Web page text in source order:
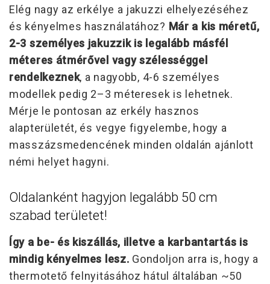
Elég nagy az erkélye a jakuzzi elhelyezéséhez
és kényelmes használatához? Már a kis méretű,
2-3 személyes jakuzzik is legalább másfél
méteres átmérővel vagy szélességgel
rendelkeznek, a nagyobb, 4-6 személyes
modellek pedig 2–3 méteresek is lehetnek.
Mérje le pontosan az erkély hasznos
alapterületét, és vegye figyelembe, hogy a
masszázsmedencének minden oldalán ajánlott
némi helyet hagyni.
Oldalanként hagyjon legalább 50 cm
szabad területet!
Így a be- és kiszállás, illetve a karbantartás is
mindig kényelmes lesz. Gondoljon arra is, hogy a
thermotető felnyitásához hátul általában ~50